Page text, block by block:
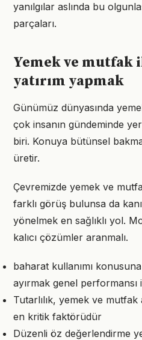
yanılgılar aslında bu
parçaları.
Yemek ve mutfak
yatırım yapmak
Günümüz dünyasında
çok insanın gündeminde
biri. Konuya bütünsel
üretir.
Çevremizde yemek ve
farklı görüş bulunsa da
yönelmek en sağlıklı yol.
kalıcı çözümler aranmalı.
baharat kullanımı
ayırmak genel performansı
Tutarlılık, yemek ve mutfak
en kritik faktörüdür
Düzenli öz değerlendirme